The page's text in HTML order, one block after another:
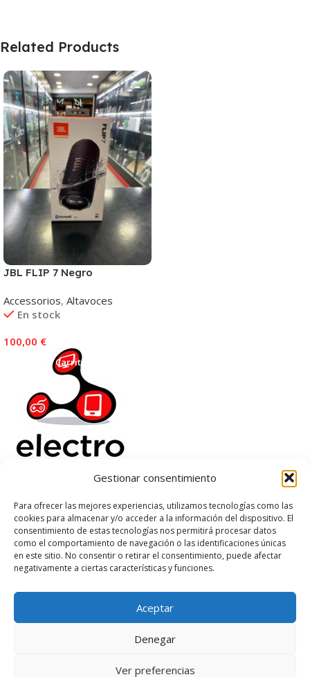
Gestionar consentimiento
Para ofrecer las mejores experiencias, utilizamos tecnologías como las
cookies para almacenar y/o acceder a la información del dispositivo. El
consentimiento de estas tecnologías nos permitirá procesar datos
como el comportamiento de navegación o las identificaciones únicas
en este sitio. No consentir o retirar el consentimiento, puede afectar
negativamente a ciertas características y funciones.
Aceptar
Denegar
Ver preferencias
Related Products
JBL FLIP 7 Negro
Accessorios, Altavoces
En stock
100,00 €
Añadir Al Carrito
Electrorenover
Ayuda
Legal
Suscribete